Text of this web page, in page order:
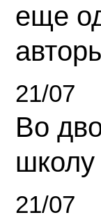
еще
21/07
Во
школу
21/07